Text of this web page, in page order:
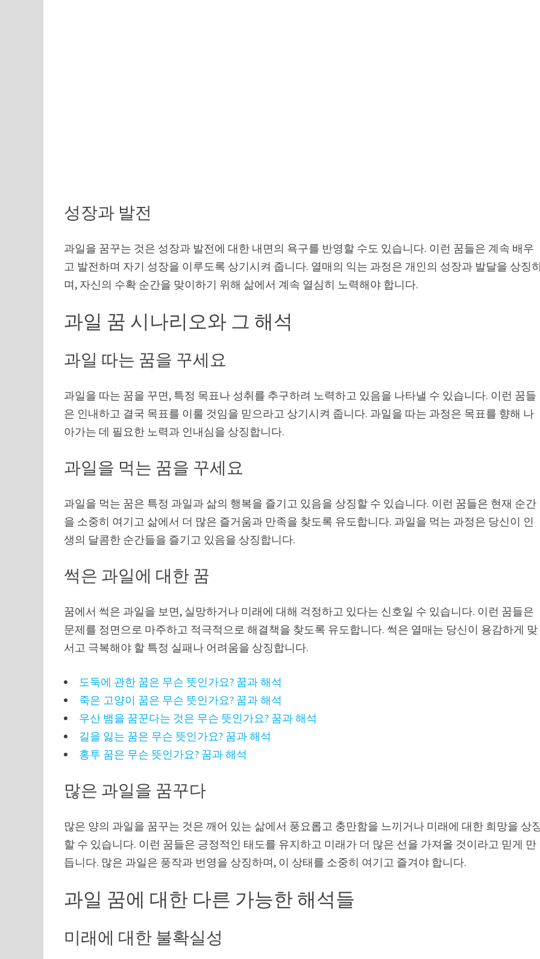
성장과 발전
과일을 꿈꾸는 것은 성장과 발전에 대한 내면의 욕구를 반영할 수도 있습니다. 이런 꿈들은 계속 배우
고 발전하며 자기 성장을 이루도록 상기시켜 줍니다. 열매의 익는 과정은 개인의 성장과 발달을 상징
며, 자신의 수확 순간을 맞이하기 위해 삶에서 계속 열심히 노력해야 합니다.
과일 꿈 시나리오와 그 해석
과일 따는 꿈을 꾸세요
과일을 따는 꿈을 꾸면, 특정 목표나 성취를 추구하려 노력하고 있음을 나타낼 수 있습니다. 이런 꿈들
은 인내하고 결국 목표를 이룰 것임을 믿으라고 상기시켜 줍니다. 과일을 따는 과정은 목표를 향해 나
아가는 데 필요한 노력과 인내심을 상징합니다.
과일을 먹는 꿈을 꾸세요
과일을 먹는 꿈은 특정 과일과 삶의 행복을 즐기고 있음을 상징할 수 있습니다. 이런 꿈들은 현재 순간
을 소중히 여기고 삶에서 더 많은 즐거움과 만족을 찾도록 유도합니다. 과일을 먹는 과정은 당신이 인
생의 달콤한 순간들을 즐기고 있음을 상징합니다.
썩은 과일에 대한 꿈
꿈에서 썩은 과일을 보면, 실망하거나 미래에 대해 걱정하고 있다는 신호일 수 있습니다. 이런 꿈들은
문제를 정면으로 마주하고 적극적으로 해결책을 찾도록 유도합니다. 썩은 열매는 당신이 용감하게 맞
서고 극복해야 할 특정 실패나 어려움을 상징합니다.
도둑에 관한 꿈은 무슨 뜻인가요? 꿈과 해석
죽은 고양이 꿈은 무슨 뜻인가요? 꿈과 해석
우산 뱀을 꿈꾼다는 것은 무슨 뜻인가요? 꿈과 해석
길을 잃는 꿈은 무슨 뜻인가요? 꿈과 해석
홍투 꿈은 무슨 뜻인가요? 꿈과 해석
많은 과일을 꿈꾸다
많은 양의 과일을 꿈꾸는 것은 깨어 있는 삶에서 풍요롭고 충만함을 느끼거나 미래에 대한 희망을 상
할 수 있습니다. 이런 꿈들은 긍정적인 태도를 유지하고 미래가 더 많은 선을 가져올 것이라고 믿게 만
듭니다. 많은 과일은 풍작과 번영을 상징하며, 이 상태를 소중히 여기고 즐겨야 합니다.
과일 꿈에 대한 다른 가능한 해석들
미래에 대한 불확실성